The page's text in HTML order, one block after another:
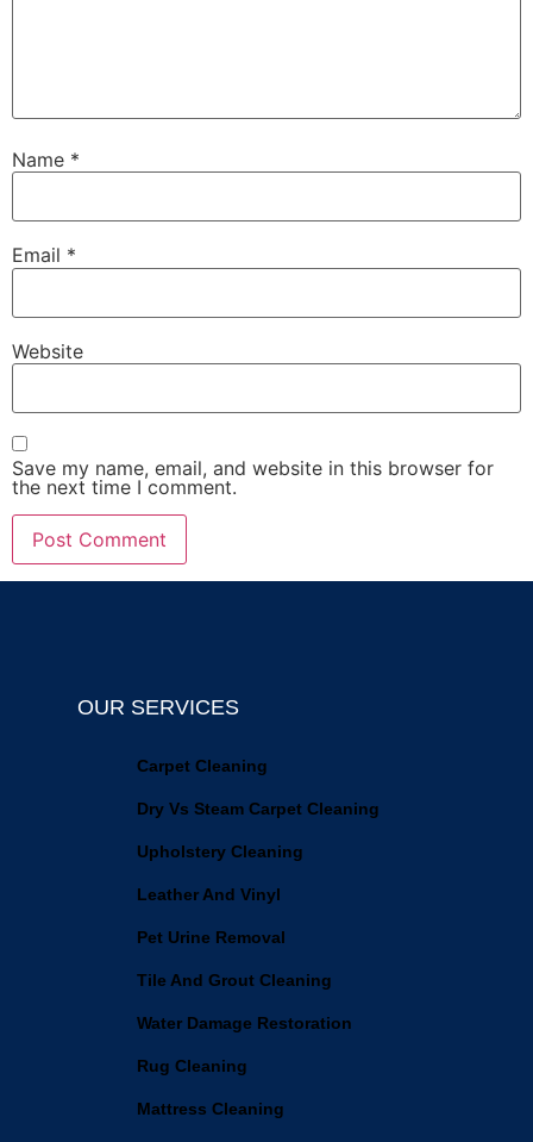
Name *
Email *
Website
Save my name, email, and website in this browser for
the next time I comment.
OUR SERVICES
Carpet Cleaning
Dry Vs Steam Carpet Cleaning
Upholstery Cleaning
Leather And Vinyl
Pet Urine Removal
Tile And Grout Cleaning
Water Damage Restoration
Rug Cleaning
Mattress Cleaning